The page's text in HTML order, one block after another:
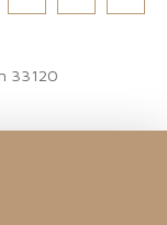
33120